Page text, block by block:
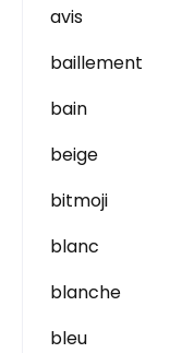
avis
baillement
bain
beige
bitmoji
blanc
blanche
bleu